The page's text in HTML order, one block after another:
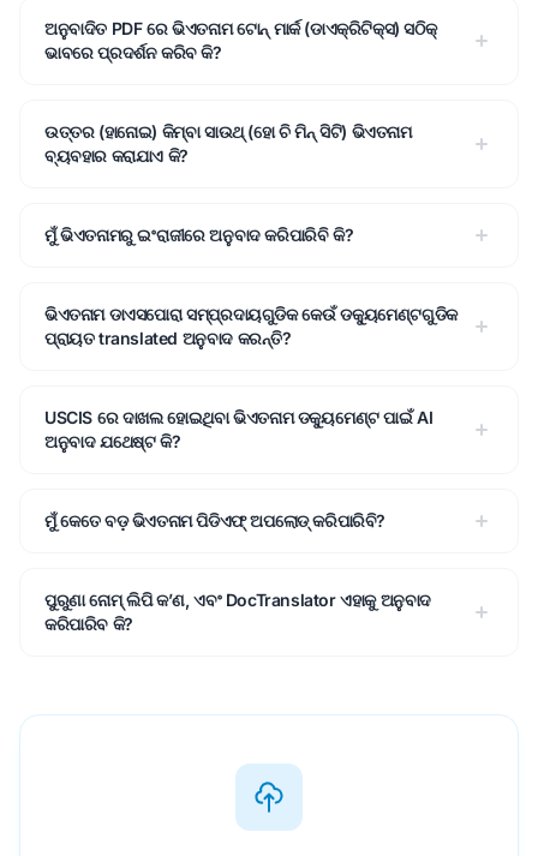
ଅନୁବାଦିତ PDF ରେ ଭିଏତନାମ ଟୋନ୍ ମାର୍କ (ଡାଏକ୍ରିଟିକ୍ସ) ସଠିକ୍
ଭାବରେ ପ୍ରଦର୍ଶନ କରିବ କି?
ଉତ୍ତର (ହାନୋଇ) କିମ୍ବା ସାଉଥ୍ (ହୋ ଚି ମିନ୍ ସିଟି) ଭିଏତନାମ
ବ୍ୟବହାର କରାଯାଏ କି?
ମୁଁ ଭିଏତନାମରୁ ଇଂରାଜୀରେ ଅନୁବାଦ କରିପାରିବି କି?
ଭିଏତନାମ ଡାଏସପୋରା ସମ୍ପ୍ରଦାୟଗୁଡିକ କେଉଁ ଡକ୍ୟୁମେଣ୍ଟଗୁଡିକ
ପ୍ରାୟତ translated ଅନୁବାଦ କରନ୍ତି?
USCIS ରେ ଦାଖଲ ହୋଇଥିବା ଭିଏତନାମ ଡକ୍ୟୁମେଣ୍ଟ ପାଇଁ AI
ଅନୁବାଦ ଯଥେଷ୍ଟ କି?
ମୁଁ କେତେ ବଡ଼ ଭିଏତନାମ ପିଡିଏଫ୍ ଅପଲୋଡ୍ କରିପାରିବି?
ପୁରୁଣା ନୋମ୍ ଲିପି କ’ଣ, ଏବଂ DocTranslator ଏହାକୁ ଅନୁବାଦ
କରିପାରିବ କି?